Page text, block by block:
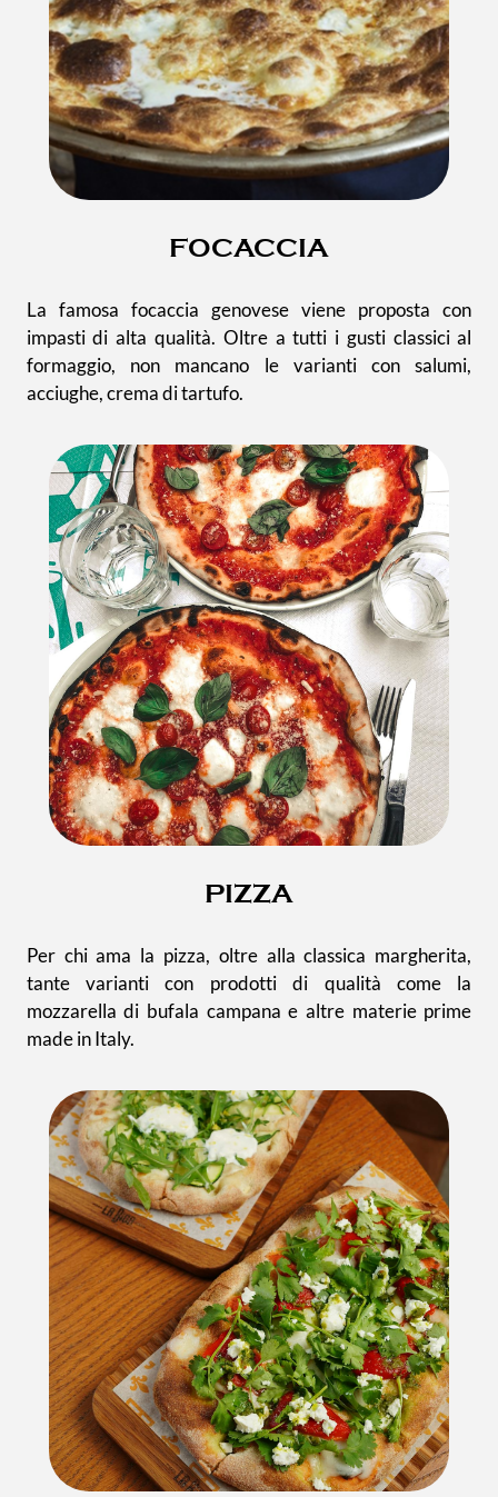
FOCACCIA
La famosa focaccia genovese viene proposta con
impasti di alta qualità. Oltre a tutti i gusti classici al
formaggio, non mancano le varianti con salumi,
acciughe, crema di tartufo.
PIZZA
Per chi ama la pizza, oltre alla classica margherita,
tante varianti con prodotti di qualità come la
mozzarella di bufala campana e altre materie prime
made in Italy.